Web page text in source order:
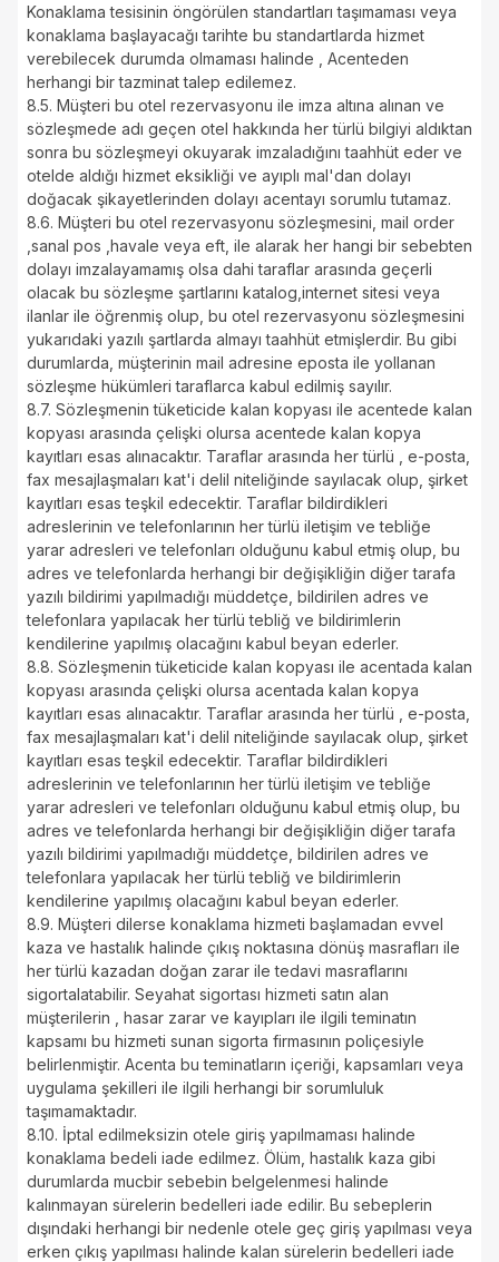
Konaklama tesisinin öngörülen standartları taşımaması veya
konaklama başlayacağı tarihte bu standartlarda hizmet
verebilecek durumda olmaması halinde , Acenteden
herhangi bir tazminat talep edilemez.
8.5. Müşteri bu otel rezervasyonu ile imza altına alınan ve
sözleşmede adı geçen otel hakkında her türlü bilgiyi aldıktan
sonra bu sözleşmeyi okuyarak imzaladığını taahhüt eder ve
otelde aldığı hizmet eksikliği ve ayıplı mal'dan dolayı
doğacak şikayetlerinden dolayı acentayı sorumlu tutamaz.
8.6. Müşteri bu otel rezervasyonu sözleşmesini, mail order
,sanal pos ,havale veya eft, ile alarak her hangi bir sebebten
dolayı imzalayamamış olsa dahi taraflar arasında geçerli
olacak bu sözleşme şartlarını katalog,internet sitesi veya
ilanlar ile öğrenmiş olup, bu otel rezervasyonu sözleşmesini
yukarıdaki yazılı şartlarda almayı taahhüt etmişlerdir. Bu gibi
durumlarda, müşterinin mail adresine eposta ile yollanan
sözleşme hükümleri taraflarca kabul edilmiş sayılır.
8.7. Sözleşmenin tüketicide kalan kopyası ile acentede kalan
kopyası arasında çelişki olursa acentede kalan kopya
kayıtları esas alınacaktır. Taraflar arasında her türlü , e-posta,
fax mesajlaşmaları kat'i delil niteliğinde sayılacak olup, şirket
kayıtları esas teşkil edecektir. Taraflar bildirdikleri
adreslerinin ve telefonlarının her türlü iletişim ve tebliğe
yarar adresleri ve telefonları olduğunu kabul etmiş olup, bu
adres ve telefonlarda herhangi bir değişikliğin diğer tarafa
yazılı bildirimi yapılmadığı müddetçe, bildirilen adres ve
telefonlara yapılacak her türlü tebliğ ve bildirimlerin
kendilerine yapılmış olacağını kabul beyan ederler.
8.8. Sözleşmenin tüketicide kalan kopyası ile acentada kalan
kopyası arasında çelişki olursa acentada kalan kopya
kayıtları esas alınacaktır. Taraflar arasında her türlü , e-posta,
fax mesajlaşmaları kat'i delil niteliğinde sayılacak olup, şirket
kayıtları esas teşkil edecektir. Taraflar bildirdikleri
adreslerinin ve telefonlarının her türlü iletişim ve tebliğe
yarar adresleri ve telefonları olduğunu kabul etmiş olup, bu
adres ve telefonlarda herhangi bir değişikliğin diğer tarafa
yazılı bildirimi yapılmadığı müddetçe, bildirilen adres ve
telefonlara yapılacak her türlü tebliğ ve bildirimlerin
kendilerine yapılmış olacağını kabul beyan ederler.
8.9. Müşteri dilerse konaklama hizmeti başlamadan evvel
kaza ve hastalık halinde çıkış noktasına dönüş masrafları ile
her türlü kazadan doğan zarar ile tedavi masraflarını
sigortalatabilir. Seyahat sigortası hizmeti satın alan
müşterilerin , hasar zarar ve kayıpları ile ilgili teminatın
kapsamı bu hizmeti sunan sigorta firmasının poliçesiyle
belirlenmiştir. Acenta bu teminatların içeriği, kapsamları veya
uygulama şekilleri ile ilgili herhangi bir sorumluluk
taşımamaktadır.
8.10. İptal edilmeksizin otele giriş yapılmaması halinde
konaklama bedeli iade edilmez. Ölüm, hastalık kaza gibi
durumlarda mucbir sebebin belgelenmesi halinde
kalınmayan sürelerin bedelleri iade edilir. Bu sebeplerin
dışındaki herhangi bir nedenle otele geç giriş yapılması veya
erken çıkış yapılması halinde kalan sürelerin bedelleri iade